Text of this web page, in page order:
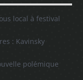
local à festival
: Kavinsky
polémique